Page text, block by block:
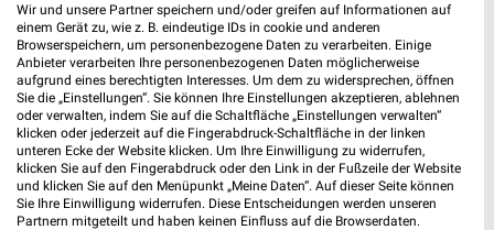
4 km
Wohnideen so individuell wie du!
Gültig bis Fr. 14.08.
4 km
Junges Wohnen
Noch heute gültig
XXXLutz XXXLutz
Wir und unsere Partner speichern und/oder greifen auf Informationen auf
einem Gerät zu, wie z. B. eindeutige IDs in cookie und anderen
Browserspeichern, um personenbezogene Daten zu verarbeiten. Einige
Anbieter verarbeiten Ihre personenbezogenen Daten möglicherweise
aufgrund eines berechtigten Interesses. Um dem zu widersprechen, öffnen
Sie die „Einstellungen“. Sie können Ihre Einstellungen akzeptieren, ablehnen
oder verwalten, indem Sie auf die Schaltfläche „Einstellungen verwalten“
klicken oder jederzeit auf die Fingerabdruck-Schaltfläche in der linken
unteren Ecke der Website klicken. Um Ihre Einwilligung zu widerrufen,
klicken Sie auf den Fingerabdruck oder den Link in der Fußzeile der Website
und klicken Sie auf den Menüpunkt „Meine Daten“. Auf dieser Seite können
Sie Ihre Einwilligung widerrufen. Diese Entscheidungen werden unseren
Partnern mitgeteilt und haben keinen Einfluss auf die Browserdaten.